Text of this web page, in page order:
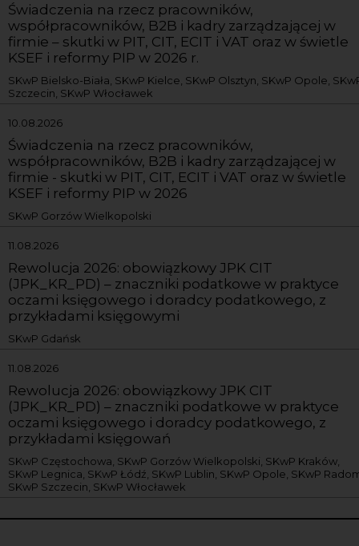
Świadczenia na rzecz pracowników,
współpracowników, B2B i kadry zarządzającej w
firmie – skutki w PIT, CIT, ECIT i VAT oraz w świetle
KSEF i reformy PIP w 2026 r.
SKwP Bielsko-Biała, SKwP Kielce, SKwP Olsztyn, SKwP Opole,
Szczecin, SKwP Włocławek
10.08.2026
Świadczenia na rzecz pracowników,
współpracowników, B2B i kadry zarządzającej w
firmie - skutki w PIT, CIT, ECIT i VAT oraz w świetle
KSEF i reformy PIP w 2026
SKwP Gorzów Wielkopolski
11.08.2026
Rewolucja 2026: obowiązkowy JPK CIT
(JPK_KR_PD) – znaczniki podatkowe w praktyce
oczami księgowego i doradcy podatkowego, z
przykładami księgowymi
SKwP Gdańsk
11.08.2026
Rewolucja 2026: obowiązkowy JPK CIT
(JPK_KR_PD) – znaczniki podatkowe w praktyce
oczami księgowego i doradcy podatkowego, z
przykładami księgowań
SKwP Częstochowa, SKwP Gorzów Wielkopolski, SKwP Kraków,
SKwP Legnica, SKwP Łódź, SKwP Lublin, SKwP Opole, SKwP
SKwP Szczecin, SKwP Włocławek